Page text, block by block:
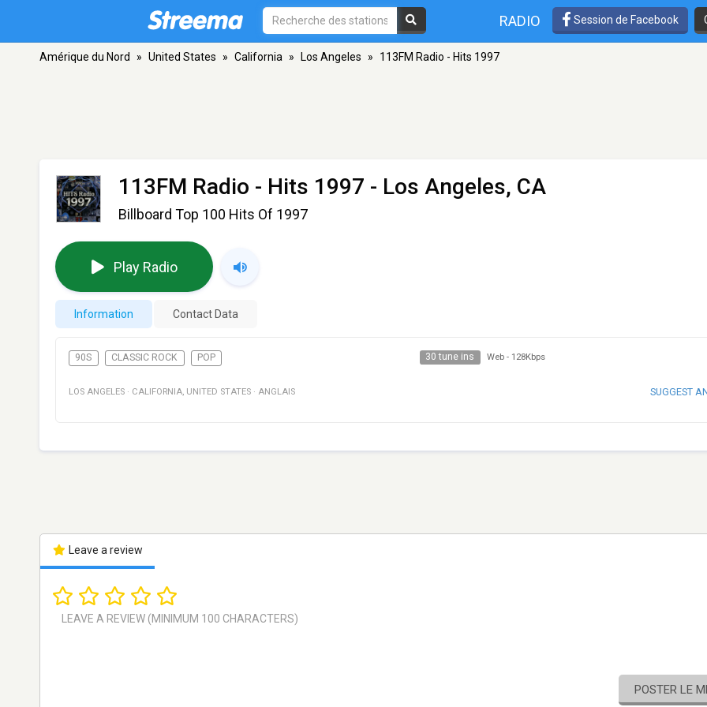
RADIO Session de Facebook
Amérique du Nord » United States » California » Los Angeles » 113FM Radio - Hits 1997
113FM Radio - Hits 1997 - Los Angeles, CA
Billboard Top 100 Hits Of 1997
Play Radio
Information Contact Data
90S CLASSIC ROCK POP 30 tune ins Web - 128Kbps
LOS ANGELES · CALIFORNIA, UNITED STATES · ANGLAIS SUGGEST
Leave a review
POSTER LE